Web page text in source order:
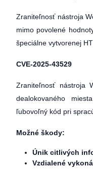
Zraniteľnosť nástroja
mimo povolené
špeciálne vytvorenej
CVE-2025-43529
Zraniteľnosť nástroja
dealokovaného
ľubovoľný kód pri
Možné škody:
Únik citlivých
Vzdialené